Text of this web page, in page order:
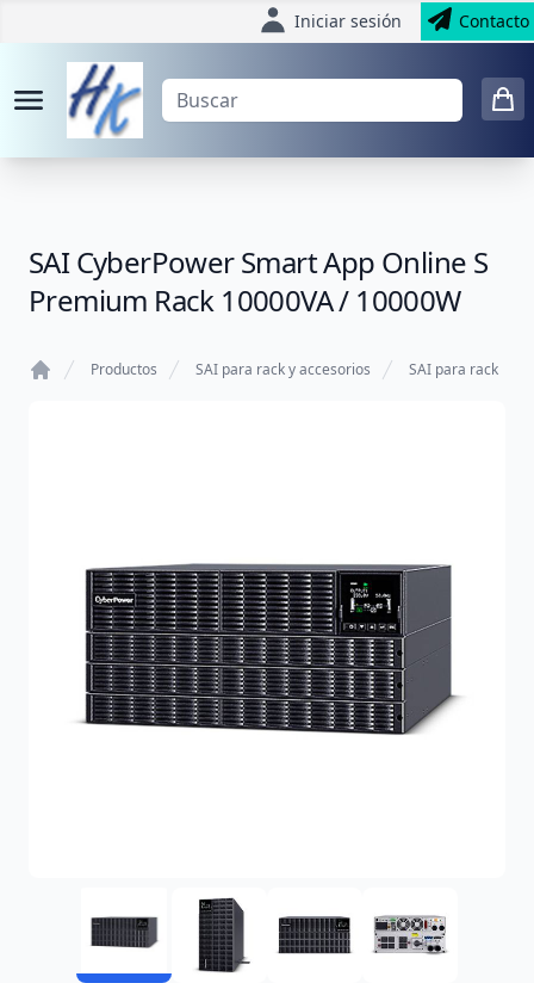
Iniciar sesión Contacto
SAI CyberPower Smart App Online S
Premium Rack 10000VA / 10000W
Productos SAI para rack y accesorios SAI para rack